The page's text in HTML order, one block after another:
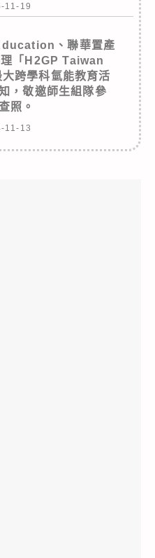
11-19
、聯華置產
「H2GP Taiwan
跨學科氫能教育活
，敬邀師生組隊參
照。
11-13